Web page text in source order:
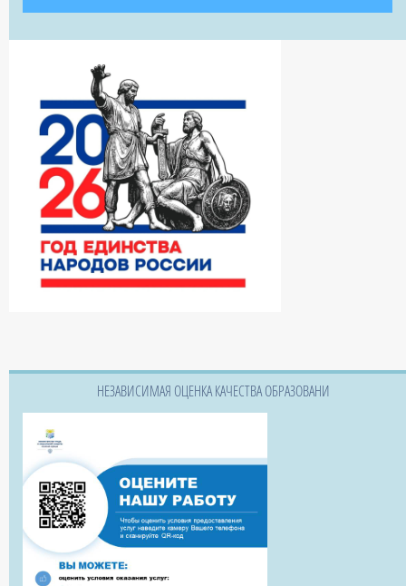
НЕЗАВИСИМАЯ ОЦЕНКА КАЧЕСТВА ОБРАЗОВАНИ